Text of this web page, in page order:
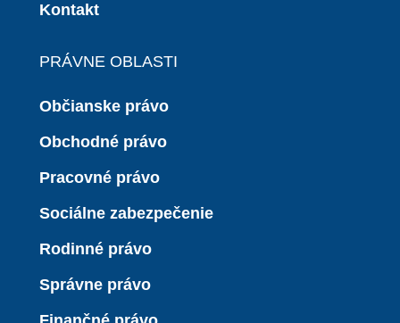
Kontakt
PRÁVNE OBLASTI
Občianske právo
Obchodné právo
Pracovné právo
Sociálne zabezpečenie
Rodinné právo
Správne právo